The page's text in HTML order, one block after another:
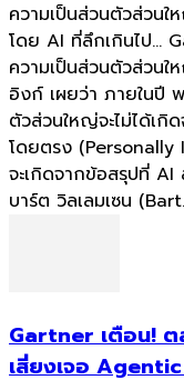
ความเป็นส่วนตัวส่วนใ
โดย AI ที่ลึกเกินไป...
ความเป็นส่วนตัวส่วน
อิงก์ เผยว่า ภายในปี
ตัวส่วนใหญ่จะไม่ได้เกิ
โดยตรง
จะเกิดจากข้อสรุปที่
บาร์ต วิลเลมเซน
Gartner เตือน!
เสี่ยงเจอ